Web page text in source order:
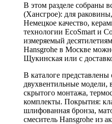
В этом разделе собраны
(Хансгрое): для
Немецкое качество,
технологии EcoSmart и
измеряемый
Hansgrohe в Москве
Щукинская или с
В каталоге
двухвентильные модели,
скрытого монтажа,
комплекты. Покрытия:
шлифованная бронза,
смеситель Hansgrohe из